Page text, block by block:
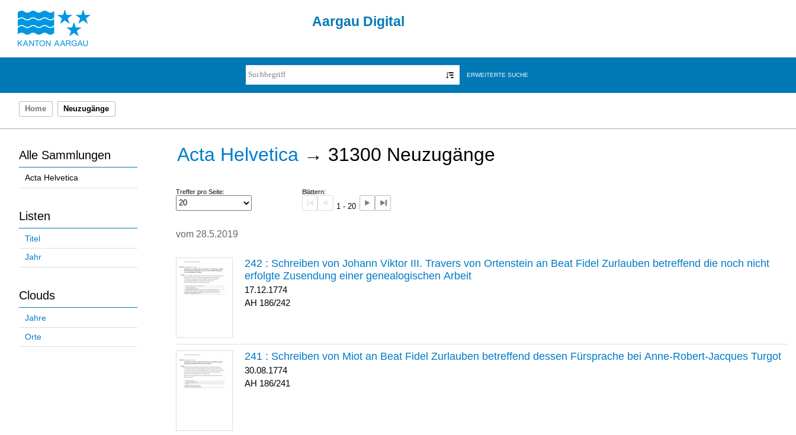
Aargau Digital
ERWEITERTE SUCHE
Home Neuzugänge
Alle Sammlungen
Acta Helvetica
Listen
Titel
Jahr
Clouds
Jahre
Orte
Acta Helvetica → 31300 Neuzugänge
Treffer pro Seite: Blättern:
1 - 20
vom 28.5.2019
242 : Schreiben von Johann Viktor III. Travers von Ortenstein an Beat Fidel Zurlauben betreffend die noch nicht
erfolgte Zusendung einer genealogischen Arbeit
17.12.1774
186/242
241 : Schreiben von Miot an Beat Fidel Zurlauben betreffend dessen Fürsprache bei Anne-Robert-Jacques Turgot
30.08.1774
186/241